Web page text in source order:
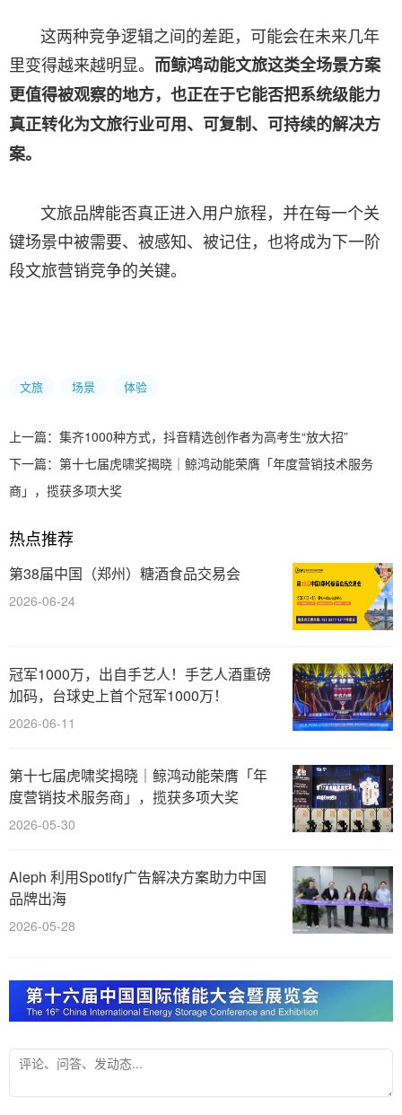
这两种竞争逻辑之间的差距，可能会在未来几年
里变得越来越明显。 而鲸鸿动能文旅这类全场景方案
更值得被观察的地方，也正在于它能否把系统级能力
真正转化为文旅行业可用、可复制、可持续的解决方
案。
文旅品牌能否真正进入用户旅程，并在每一个关
键场景中被需要、被感知、被记住，也将成为下一阶
段文旅营销竞争的关键。
文旅 场景 体验
上一篇： 集齐1000种方式，抖音精选创作者为高考生“放大招”
下一篇： 第十七届虎啸奖揭晓｜鲸鸿动能荣膺「年度营销技术服务
商」，揽获多项大奖
热点推荐
第38届中国（郑州）糖酒食品交易会
2026-06-24
冠军1000万，出自手艺人！手艺人酒重磅
加码，台球史上首个冠军1000万！
2026-06-11
第十七届虎啸奖揭晓｜鲸鸿动能荣膺「年
度营销技术服务商」，揽获多项大奖
2026-05-30
Aleph 利用Spotify广告解决方案助力中国
品牌出海
2026-05-28